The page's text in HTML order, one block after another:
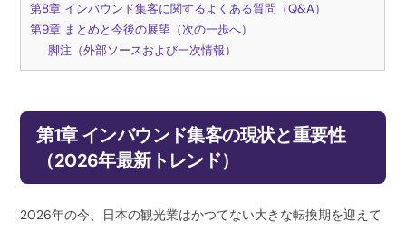
第8章 インバウンド集客に関するよくある質問（Q&A）
第9章 まとめと今後の展望（次の一歩へ）
脚注（外部ソースおよび一次情報）
第1章 インバウンド集客の現状と重要性
（2026年最新トレンド）
2026年の今、日本の観光業はかつてない大きな転換期を迎えて